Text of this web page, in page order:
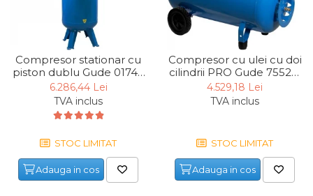
Compresor stationar cu
piston dublu Gude 01747,
3000 W, 200 L, 10 bari
6.286,44 Lei
TVA inclus
STOC LIMITAT
Adauga in cos
Compresor cu ulei cu doi
cilindrii PRO Gude 75520,
3000 W, 100 L, 10 bari
4.529,18 Lei
TVA inclus
STOC LIMITAT
Adauga in cos